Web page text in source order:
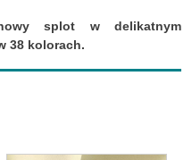
splot w delikatnym
38 kolorach.